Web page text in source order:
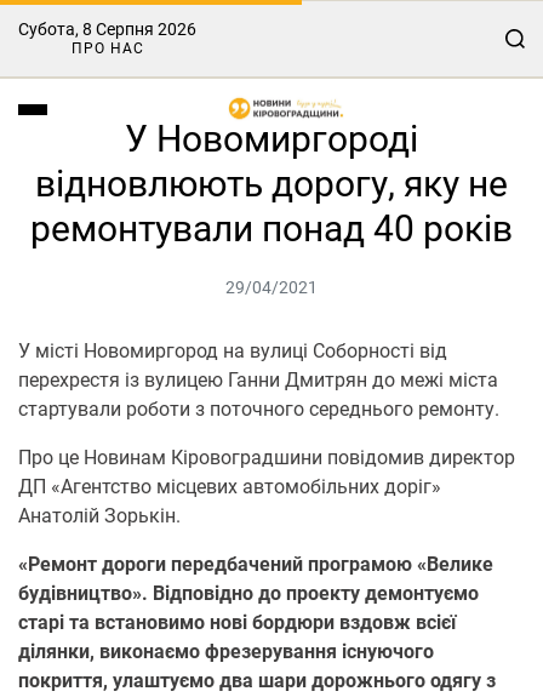
Субота, 8 Серпня 2026
ПРО НАС
У Новомиргороді
відновлюють дорогу, яку не
ремонтували понад 40 років
29/04/2021
У місті Новомиргород на вулиці Соборності від
перехрестя із вулицею Ганни Дмитрян до межі міста
стартували роботи з поточного середнього ремонту.
Про це Новинам Кіровоградшини повідомив директор
ДП «Агентство місцевих автомобільних доріг»
Анатолій Зорькін.
«Ремонт дороги передбачений програмою «Велике
будівництво». Відповідно до проекту демонтуємо
старі та встановимо нові бордюри вздовж всієї
ділянки, виконаємо фрезерування існуючого
покриття, улаштуємо два шари дорожнього одягу з